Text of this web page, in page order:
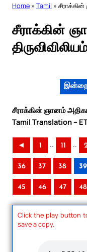
Home » Tamil » சீராக்கின்
சீராக்கின்
திருவிவிலியம்
சீராக்கின் ஞானம்
Tamil Translation –
◄ 1 .. 11 ..
36 37 38 39
45 46 47 48
Click the play button
save a copy.